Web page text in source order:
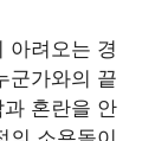
아려오는 경
군가와의 끝
혼란을 안